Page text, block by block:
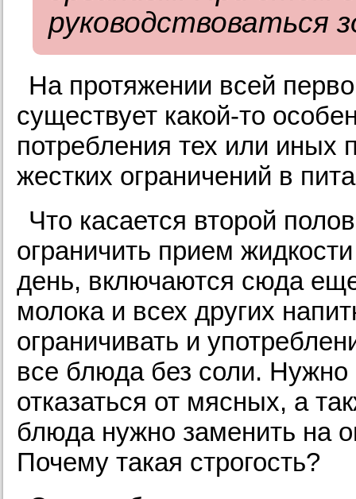
руководствоваться
На протяжении всей
существует какой-то
потребления тех или иных
жестких ограничений в
Что касается второй
ограничить прием
день, включаются сюда
молока и всех других
ограничивать и
все блюда без соли. Нужно
отказаться от мясных, а
блюда нужно заменить на
Почему такая строгость?